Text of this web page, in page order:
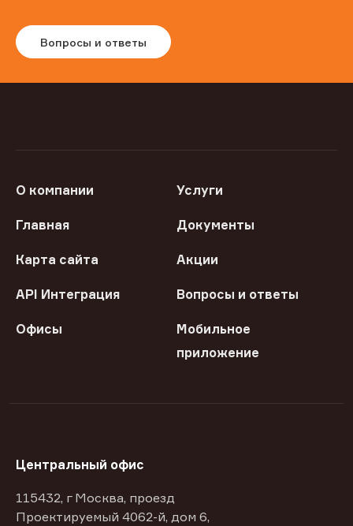
Вопросы и ответы
О компании Услуги
Главная Документы
Карта сайта Акции
API Интеграция Вопросы и ответы
Офисы
Мобильное
приложение
Центральный офис
115432, г Москва, проезд
Проектируемый 4062-й, дом 6,